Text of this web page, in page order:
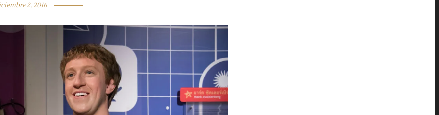
2, 2016